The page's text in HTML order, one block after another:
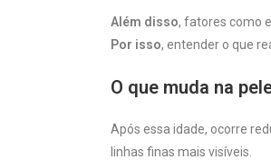
Além disso, fatores como
Por isso, entender o que
O que muda na
Após essa idade, ocorre
linhas finas mais visíveis.